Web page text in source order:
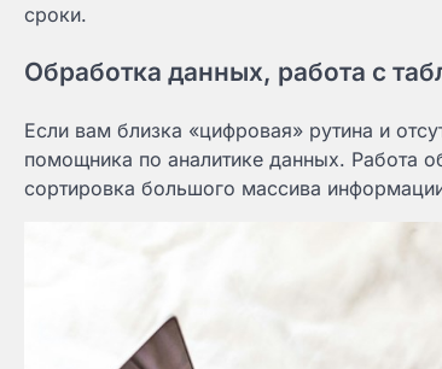
сроки.
Обработка данных, работа с
Если вам близка «цифровая» рутина и
помощника по аналитике данных. Работа
сортировка большого массива